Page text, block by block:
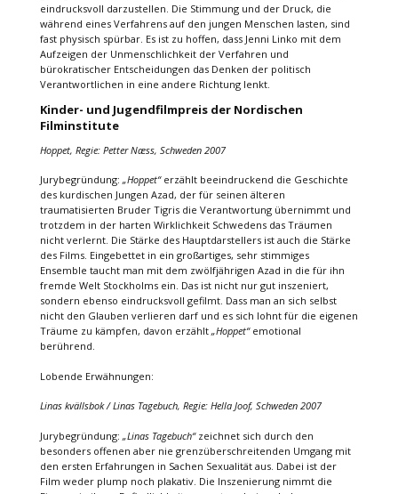
eindrucksvoll darzustellen. Die Stimmung und der Druck, die
während eines Verfahrens auf den jungen Menschen lasten, sind
fast physisch spürbar. Es ist zu hoffen, dass Jenni Linko mit dem
Aufzeigen der Unmenschlichkeit der Verfahren und
bürokratischer Entscheidungen das Denken der politisch
Verantwortlichen in eine andere Richtung lenkt.
Kinder- und Jugendfilmpreis der Nordischen
Filminstitute
Hoppet, Regie: Petter Næss, Schweden 2007
Jurybegründung: „Hoppet“erzählt beeindruckend die Geschichte
des kurdischen Jungen Azad, der für seinen älteren
traumatisierten Bruder Tigris die Verantwortung übernimmt und
trotzdem in der harten Wirklichkeit Schwedens das Träumen
nicht verlernt. Die Stärke des Hauptdarstellers ist auch die Stärke
des Films. Eingebettet in ein großartiges, sehr stimmiges
Ensemble taucht man mit dem zwölfjährigen Azad in die für ihn
fremde Welt Stockholms ein. Das ist nicht nur gut inszeniert,
sondern ebenso eindrucksvoll gefilmt. Dass man an sich selbst
nicht den Glauben verlieren darf und es sich lohnt für die eigenen
Träume zu kämpfen, davon erzählt „Hoppet“emotional
berührend.
Lobende Erwähnungen:
Linas kvällsbok / Linas Tagebuch, Regie: Hella Joof, Schweden 2007
Jurybegründung: „Linas Tagebuch“zeichnet sich durch den
besonders offenen aber nie grenzüberschreitenden Umgang mit
den ersten Erfahrungen in Sachen Sexualität aus. Dabei ist der
Film weder plump noch plakativ. Die Inszenierung nimmt die